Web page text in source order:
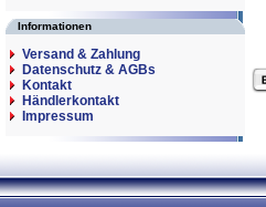
Informationen
Versand & Zahlung
Datenschutz & AGBs
Kontakt
Händlerkontakt
Impressum